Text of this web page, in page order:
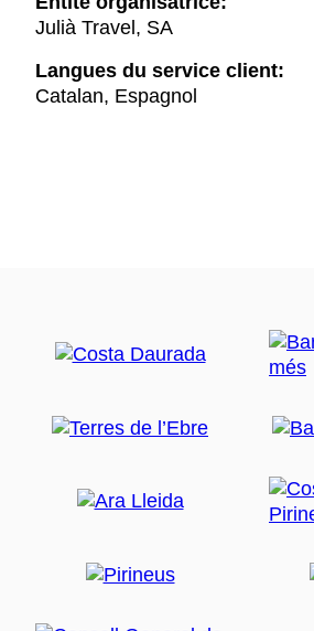
Julià Travel, SA
Langues du service client:
Catalan, Espagnol